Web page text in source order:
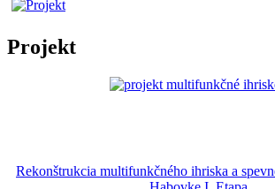
Projekt
Rekonštrukcia multifunkčného ihriska a